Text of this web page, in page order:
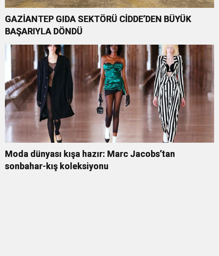
GAZİANTEP GIDA SEKTÖRÜ CİDDE’DEN BÜYÜK
BAŞARIYLA DÖNDÜ
Moda dünyası kışa hazır: Marc Jacobs’tan
sonbahar-kış koleksiyonu